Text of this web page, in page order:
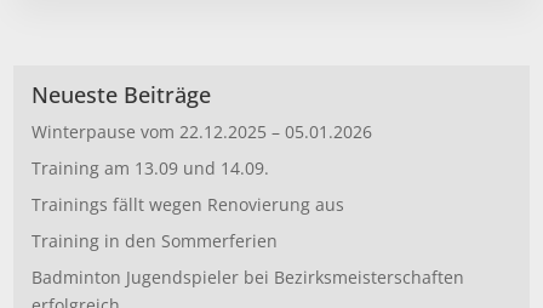
Neueste Beiträge
Winterpause vom 22.12.2025 – 05.01.2026
Training am 13.09 und 14.09.
Trainings fällt wegen Renovierung aus
Training in den Sommerferien
Badminton Jugendspieler bei Bezirksmeisterschaften